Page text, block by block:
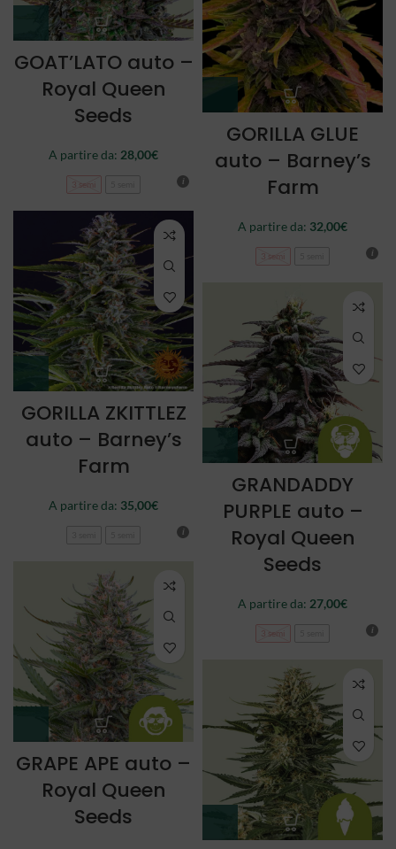
GOAT’LATO auto –
Royal Queen
Seeds
A partire da: 28,00€
3 semi
GORILLA GLUE
auto – Barney’s
Farm
A partire da: 32,00€
3 semi
GORILLA ZKITTLEZ
auto – Barney’s
Farm
A partire da: 35,00€
GRANDADDY
PURPLE auto –
Royal Queen
Seeds
A partire da: 27,00€
3 semi
GRAPE APE auto –
Royal Queen
Seeds